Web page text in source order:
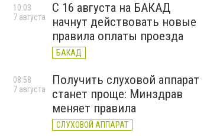
С 16 августа на БАКАД
начнут действовать новые
правила оплаты проезда
БАКАД
10:03
7 августа
Получить слуховой аппарат
станет проще: Минздрав
меняет правила
СЛУХОВОЙ АППАРАТ
08:58
7 августа